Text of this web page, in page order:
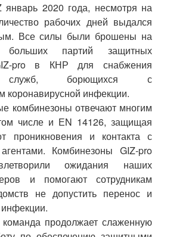
2020 года, несмотря на
рабочих дней выдался
Все силы были брошены на
больших партий защитных
pro в КНР для снабжения
служб, борющихся с
коронавирусной инфекции.
комбинезоны отвечают многим
числе и ЕN 14126, защищая
проникновения и контакта с
Комбинезоны GIZ-pro
ожидания наших
и помогают сотрудникам
не допустить перенос и
продолжает слаженную